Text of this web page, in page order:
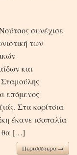
συνέχισε
των
και
επόμενος
Στα κορίτσια
έκανε ισοπαλία
θα […]
Περισσότερα →